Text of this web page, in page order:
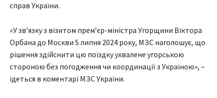
справ України.
«У звʼязку з візитом премʼєр-міністра Угорщини Віктора
Орбана до Москви 5 липня 2024 року, МЗС наголошує, що
рішення здійснити цю поїздку ухвалене угорською
стороною без погодження чи координації з Україною», –
ідеться в коментарі МЗС України.